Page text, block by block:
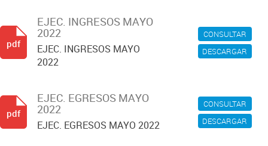
CONSULTAR
DESCARGAR
EJEC. INGRESOS MAYO
2022
EJEC. INGRESOS MAYO
2022
pdf
CONSULTAR
DESCARGAR
EJEC. EGRESOS MAYO
2022
EJEC. EGRESOS MAYO 2022
pdf